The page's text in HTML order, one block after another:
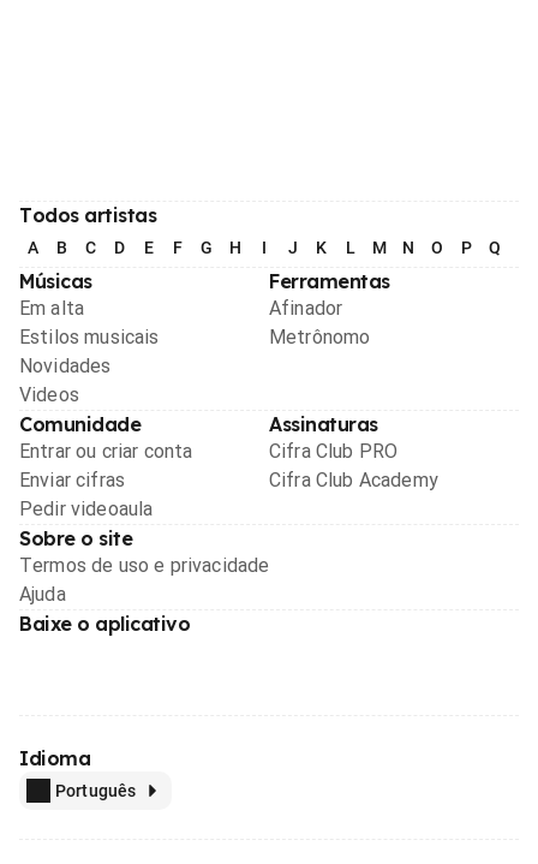
Todos artistas
A B C D E F G H I J K L M N O P Q
Músicas
Em alta
Estilos musicais
Novidades
Videos
Ferramentas
Afinador
Metrônomo
Comunidade
Entrar ou criar conta
Enviar cifras
Pedir videoaula
Assinaturas
Cifra Club PRO
Cifra Club Academy
Sobre o site
Termos de uso e privacidade
Ajuda
Baixe o aplicativo
Idioma
Português